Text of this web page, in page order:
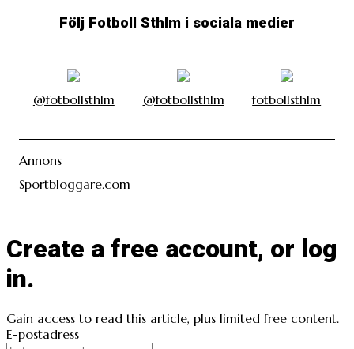
Följ Fotboll Sthlm i sociala medier
@fotbollsthlm @fotbollsthlm fotbollsthlm
Annons
Sportbloggare.com
Create a free account, or log
in.
Gain access to read this article, plus limited free content.
E-postadress